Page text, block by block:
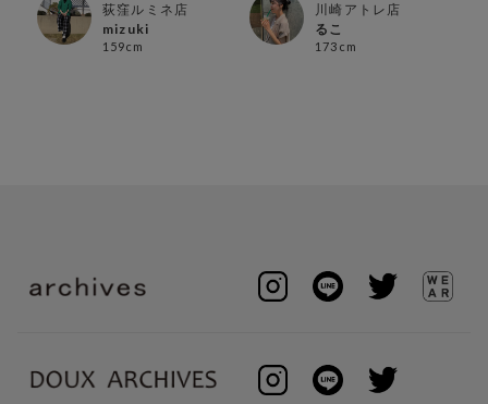
荻窪ルミネ店
mizuki
159cm
川崎アトレ店
るこ
173cm